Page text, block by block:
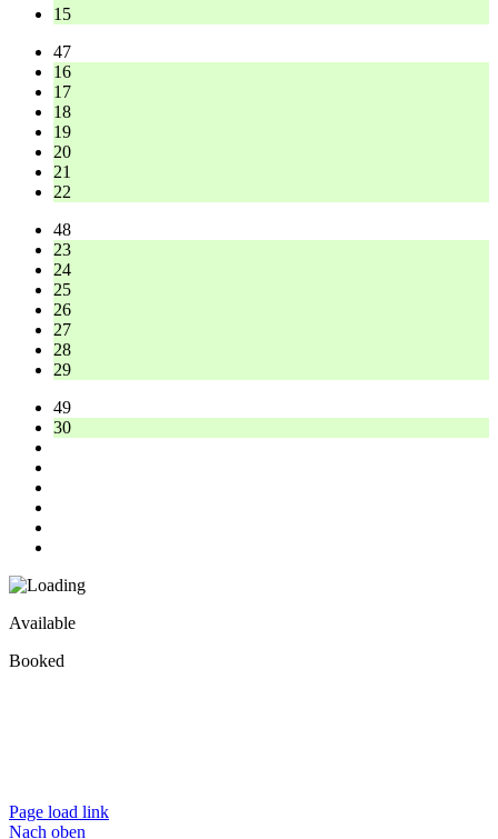
15
47
16
17
18
19
20
21
22
48
23
24
25
26
27
28
29
49
30
Available
Booked
Page load link
Nach oben